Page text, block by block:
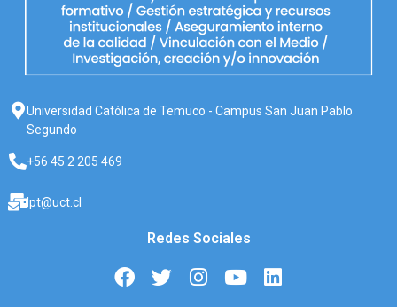
Universidad Católica de Temuco - Campus San Juan Pablo
Segundo
+56 45 2 205 469
lpt@uct.cl
Redes Sociales